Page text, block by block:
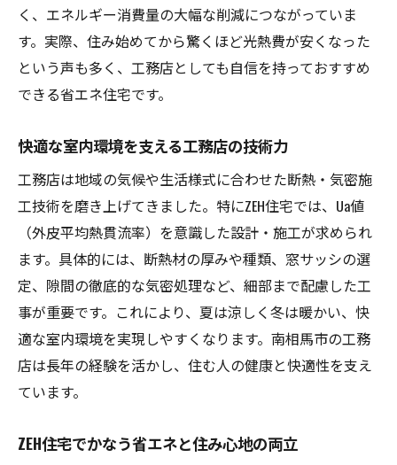
く、エネルギー消費量の大幅な削減につながっていま
す。実際、住み始めてから驚くほど光熱費が安くなった
という声も多く、工務店としても自信を持っておすすめ
できる省エネ住宅です。
快適な室内環境を支える工務店の技術力
工務店は地域の気候や生活様式に合わせた断熱・気密施
工技術を磨き上げてきました。特にZEH住宅では、Ua値
（外皮平均熱貫流率）を意識した設計・施工が求められ
ます。具体的には、断熱材の厚みや種類、窓サッシの選
定、隙間の徹底的な気密処理など、細部まで配慮した工
事が重要です。これにより、夏は涼しく冬は暖かい、快
適な室内環境を実現しやすくなります。南相馬市の工務
店は長年の経験を活かし、住む人の健康と快適性を支え
ています。
ZEH住宅でかなう省エネと住み心地の両立